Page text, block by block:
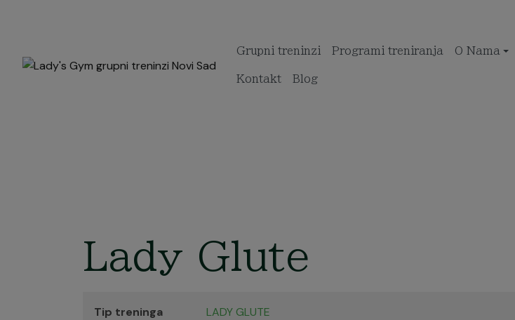
Grupni treninzi Programi treniranja O Nama
Kontakt Blog
Lady Glute
Tip treninga LADY GLUTE